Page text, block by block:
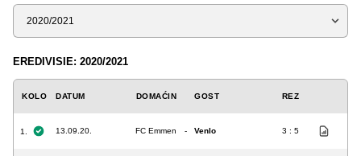
Sezona
EREDIVISIE: 2020/2021
KOLO DATUM DOMAĆIN GOST REZ
1. 13.09.20. FC Emmen - Venlo 3 : 5